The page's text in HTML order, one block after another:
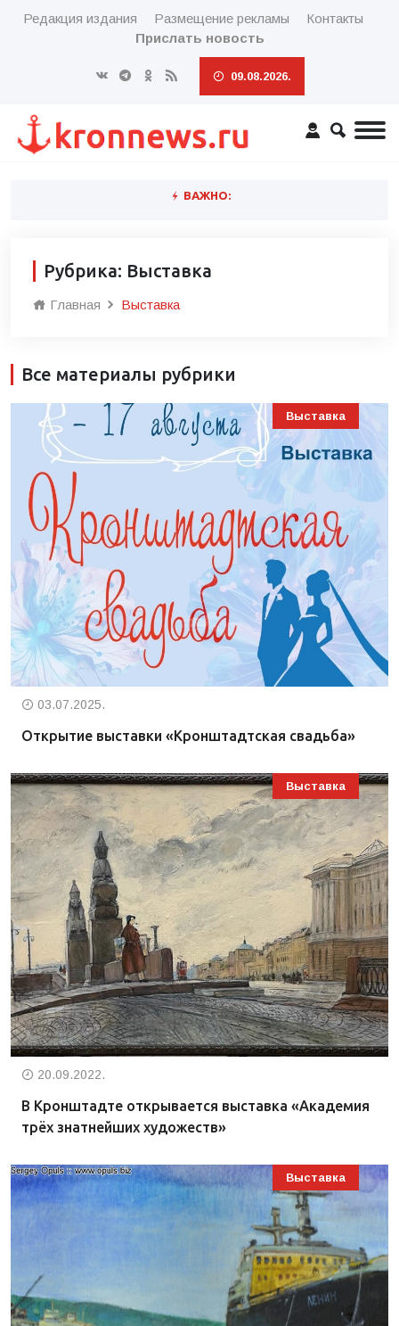
Редакция издания Размещение рекламы
Контакты
Прислать новость
09.08.2026.
ВАЖНО:
Рубрика: Выставка
Главная Выставка
Все материалы рубрики
Выставка
03.07.2025.
Открытие выставки «Кронштадтская свадьба»
Выставка
20.09.2022.
В Кронштадте открывается выставка «Академия
трёх знатнейших художеств»
Выставка